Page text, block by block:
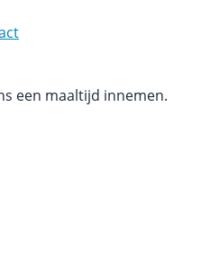
een maaltijd innemen.